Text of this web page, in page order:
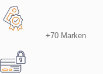
+70 Marken